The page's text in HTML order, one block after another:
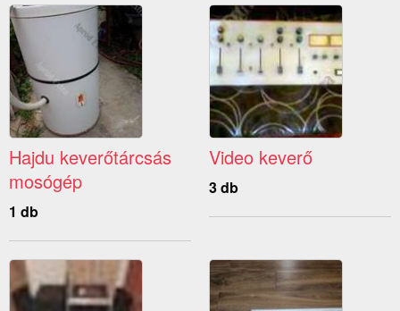
Hajdu keverőtárcsás
mosógép
1 db
Video keverő
3 db